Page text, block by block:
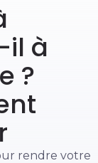
il à
?
rendre votre